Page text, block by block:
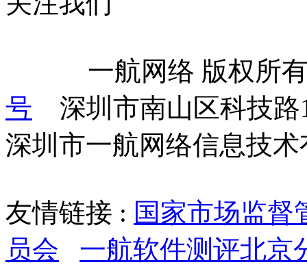
一航网络 版
号
深圳市南山区科技
深圳市一航网络信息技
友情链接 : 国家市场监督
员会
一航软件测评北京